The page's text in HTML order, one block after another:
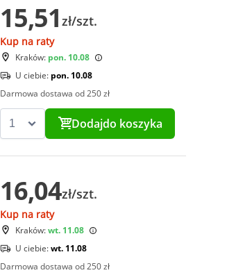
15,51 zł/szt.
Kup na raty
Kraków: pon. 10.08
U ciebie: pon. 10.08
Darmowa dostawa od 250 zł
Dodajdo koszyka
16,04zł/szt.
Kup na raty
Kraków:wt. 11.08
U ciebie:wt. 11.08
Darmowa dostawa od 250 zł